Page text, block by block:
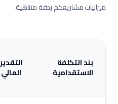
ميزانيات مشاريعكم بدقة متناهية.
بند التكلفة
الاستقدامية
التقدير
المالي